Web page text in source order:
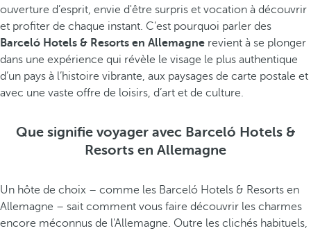
ouverture d’esprit, envie d'être surpris et vocation à découvrir
et profiter de chaque instant. C’est pourquoi parler des
Barceló Hotels & Resorts en Allemagne revient à se plonger
dans une expérience qui révèle le visage le plus authentique
d’un pays à l’histoire vibrante, aux paysages de carte postale et
avec une vaste offre de loisirs, d’art et de culture.
Que signifie voyager avec Barceló Hotels &
Resorts en Allemagne
Un hôte de choix – comme les Barceló Hotels & Resorts en
Allemagne – sait comment vous faire découvrir les charmes
encore méconnus de l'Allemagne. Outre les clichés habituels,